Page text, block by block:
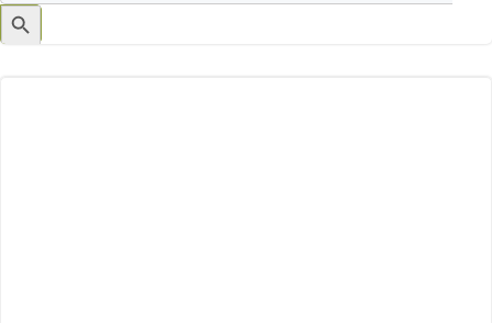
Search
Button